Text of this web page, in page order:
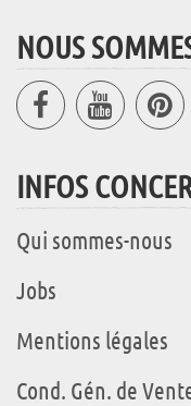
NOUS
INFOS
Qui sommes-nous
Jobs
Mentions légales
Cond. Gén. de